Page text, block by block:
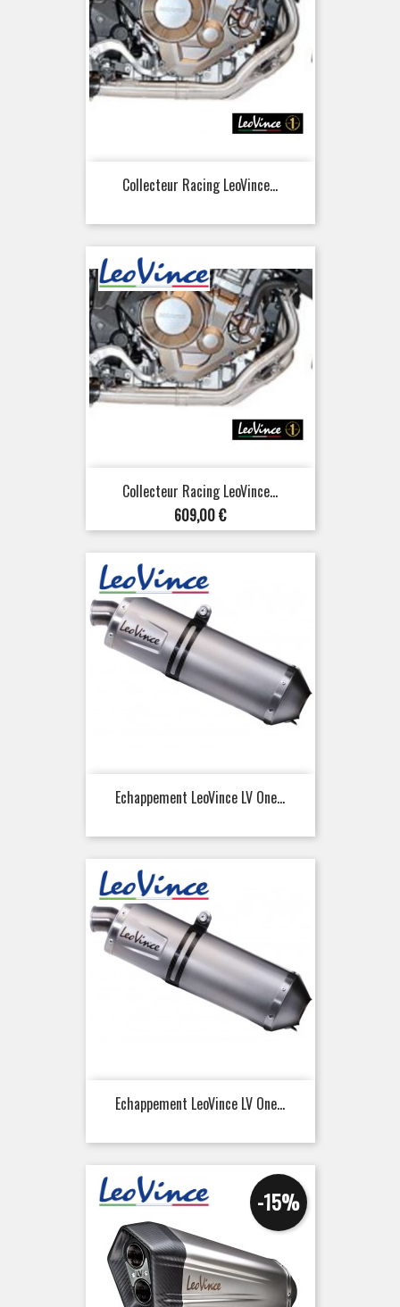
Collecteur Racing LeoVince...
Collecteur Racing LeoVince...
Prix
609,00 €
Echappement LeoVince LV One...
Echappement LeoVince LV One...
-15%